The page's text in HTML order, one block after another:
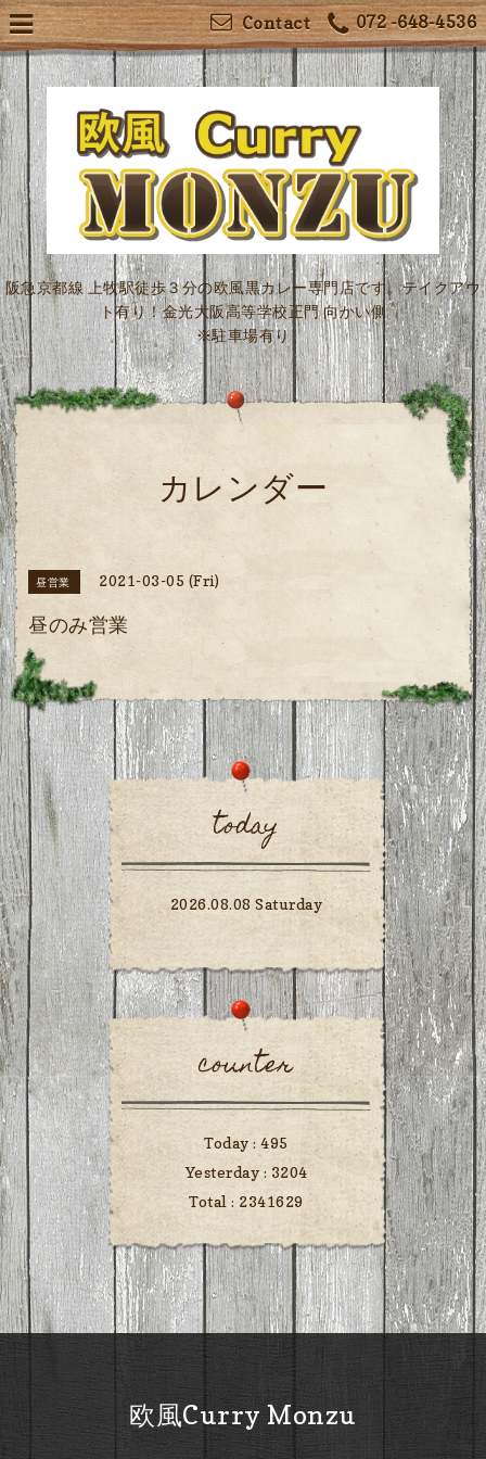
072 -648-4536
Contact
阪急京都線 上牧駅徒歩３分の欧風黒カレー専門店です。テイクアウ
ト有り！金光大阪高等学校正門 向かい側
※駐車場有り
カレンダー
昼営業 2021-03-05 (Fri)
昼のみ営業
today
2026.08.08 Saturday
counter
Today :495
Yesterday : 3204
Total : 2341629
欧風Curry Monzu